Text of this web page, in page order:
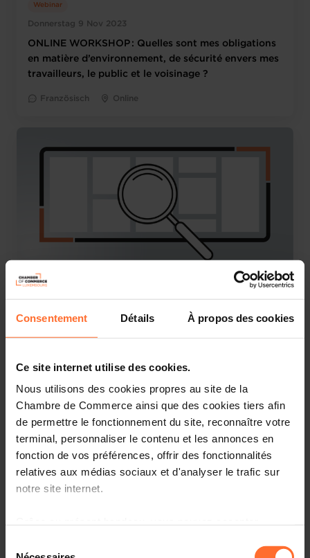
Consentement Détails À propos des cookies
Ce site internet utilise des cookies.
Nous utilisons des cookies propres au site de la
Chambre de Commerce ainsi que des cookies tiers afin
de permettre le fonctionnement du site, reconnaître votre
terminal, personnaliser le contenu et les annonces en
fonction de vos préférences, offrir des fonctionnalités
relatives aux médias sociaux et d'analyser le trafic sur
notre site internet.
à l’exception des cookies strictement nécessaires au
Donnerstag 9 Nov 2023
Webinar
ONLINE WORKSHOP : Quelles sont mes obligations
en matière d’environnement, de sécurité envers mes
travailleurs, le public et le voisinage ?
Französisch Online
Freitag 10 Nov 2023
Webinar
Online Workshop : Tester et modéliser rapidement